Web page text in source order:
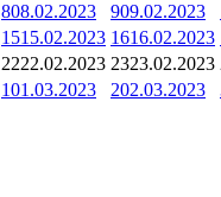
808.02.2023 909.02.2023
1515.02.2023 1616.02.2023
2222.02.2023 2323.02.2023
101.03.2023 202.03.2023